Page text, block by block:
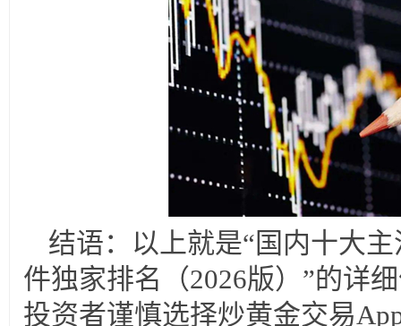
结语：以上就是“国内十大
件独家排名（2026版）”的详
投资者谨慎选择炒黄金交易